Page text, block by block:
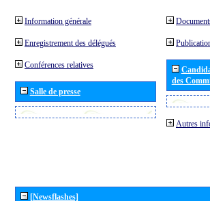
Information générale
Enregistrement des délégués
Conférences relatives
Salle de presse
des
Autres
[Newsflashes]